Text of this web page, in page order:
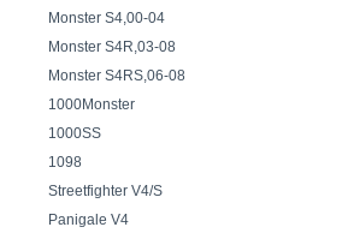
Monster S4,00-04
Monster S4R,03-08
Monster S4RS,06-08
1000Monster
1000SS
1098
Streetfighter V4/S
Panigale V4